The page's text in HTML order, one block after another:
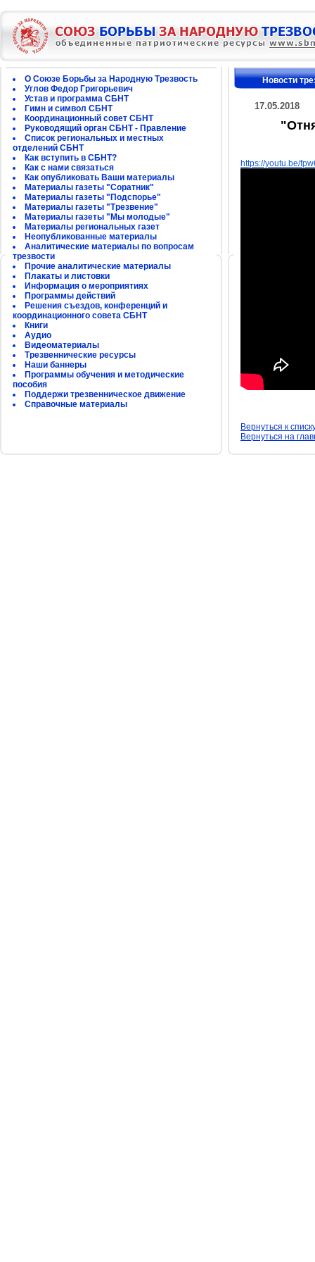
О Союзе Борьбы за Народную Трезвость
Углов Федор Григорьевич
Устав и программа СБНТ
Гимн и символ СБНТ
Координационный совет СБНТ
Руководящий орган СБНТ - Правление
Список региональных и местных
отделений СБНТ
Как вступить в СБНТ?
Как с нами связаться
Как опубликовать Ваши материалы
Материалы газеты "Соратник"
Материалы газеты "Подспорье"
Материалы газеты "Трезвение"
Материалы газеты "Мы молодые"
Материалы региональных газет
Неопубликованные материалы
Аналитические материалы по вопросам
трезвости
Прочие аналитические материалы
Плакаты и листовки
Информация о мероприятиях
Программы действий
Решения съездов, конференций и
координационного совета СБНТ
Книги
Аудио
Видеоматериалы
Трезвеннические ресурсы
Наши баннеры
Программы обучения и методические
пособия
Поддержи трезвенническое движение
Справочные материалы
Новости
17.05.2018
https://youtu.be/
Вернуться к
Вернуться на